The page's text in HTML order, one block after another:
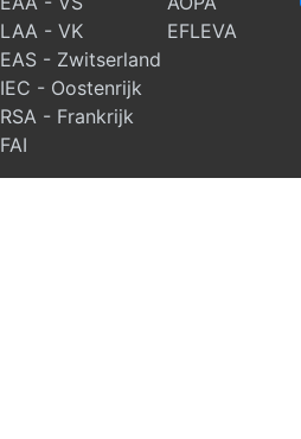
LAA - VK
EAS - Zwitserland
IEC - Oostenrijk
RSA - Frankrijk
FAI
EFLEVA